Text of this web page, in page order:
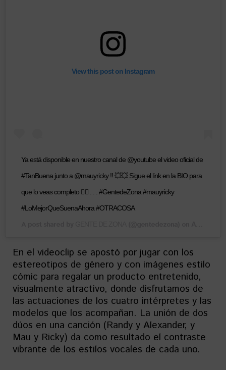
View this post on Instagram
Ya está disponible en nuestro canal de @youtube el video oficial de
#TanBuena junto a @mauyricky !! 💥💥 Sigue el link en la BIO para
que lo veas completo 👆🏾 . . . #GentedeZona #mauyricky
#LoMejorQueSuenaAhora #OTRACOSA
En el videoclip se apostó por jugar con los
estereotipos de género y con imágenes estilo
cómic para regalar un producto entretenido,
visualmente atractivo, donde disfrutamos de
las actuaciones de los cuatro intérpretes y las
modelos que los acompañan. La unión de dos
dúos en una canción (Randy y Alexander, y
Mau y Ricky) da como resultado el contraste
vibrante de los estilos vocales de cada uno.